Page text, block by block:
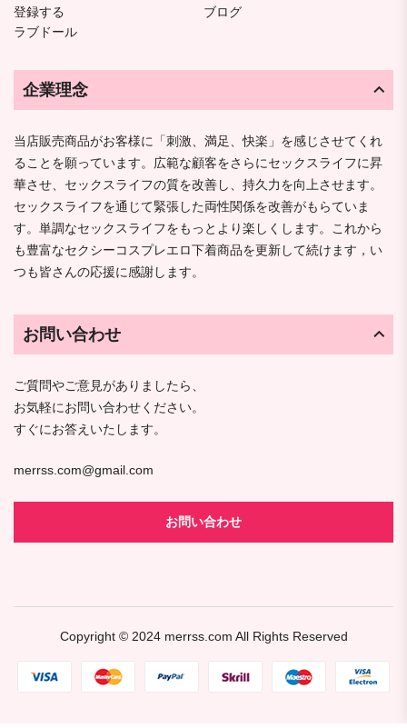
登録する
ブログ
ラブドール
企業理念
当店販売商品がお客様に「刺激、満足、快楽」を感じさせてくれ
ることを願っています。広範な顧客をさらにセックスライフに昇
華させ、セックスライフの質を改善し、持久力を向上させます。
セックスライフを通じて緊張した両性関係を改善がもらていま
す。単調なセックスライフをもっとより楽しくします。これから
も豊富なセクシーコスプレエロ下着商品を更新して続けます，い
つも皆さんの応援に感謝します。
お問い合わせ
ご質問やご意見がありましたら、
お気軽にお問い合わせください。
すぐにお答えいたします。
merrss.com@gmail.com
お問い合わせ
Copyright © 2024 merrss.com All Rights Reserved